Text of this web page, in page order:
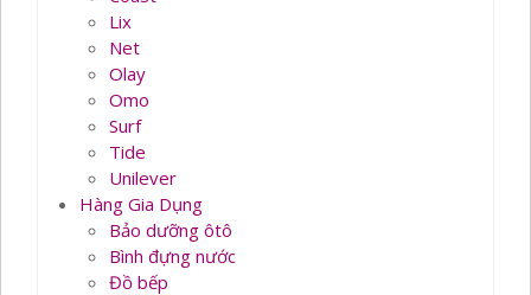
Lix
Net
Olay
Omo
Surf
Tide
Unilever
Hàng Gia Dụng
Bảo dưỡng ôtô
Bình đựng nước
Đồ bếp